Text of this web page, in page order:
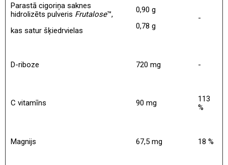
Parastā cigoriņa saknes
hidrolizēts pulveris Frutalose™,
kas satur šķiedrvielas
0,90 g
0,78 g
-
D-riboze 720 mg -
C vitamīns 90 mg
113
%
Magnijs 67,5 mg 18 %